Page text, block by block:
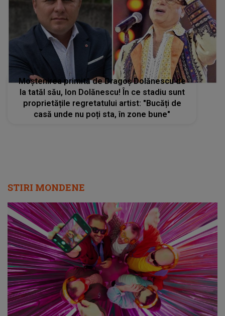
Moștenirea primită de Dragoș Dolănescu de
la tatăl său, Ion Dolănescu! În ce stadiu sunt
proprietățile regretatului artist: "Bucăți de
casă unde nu poți sta, în zone bune"
STIRI MONDENE